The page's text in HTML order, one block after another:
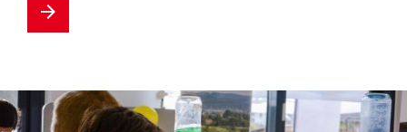
arrow_forward